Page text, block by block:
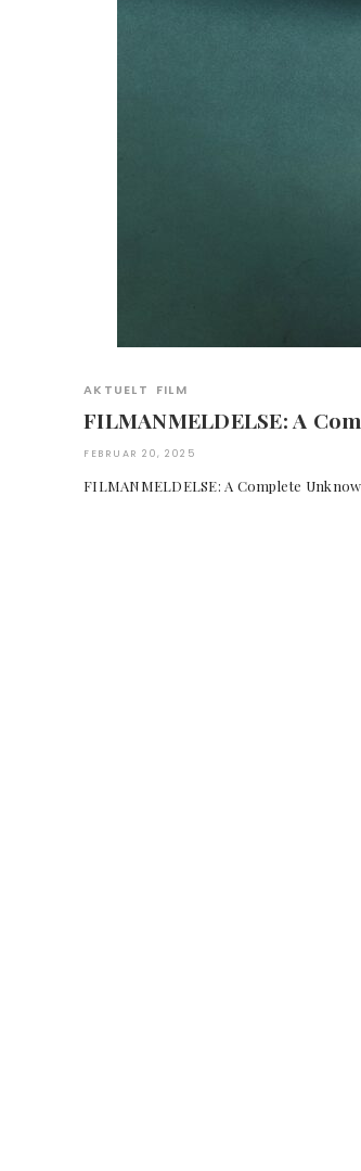
AKTUELT FILM
FILMANMELDELSE: A
FEBRUAR 20, 2025
FILMANMELDELSE: A Complete